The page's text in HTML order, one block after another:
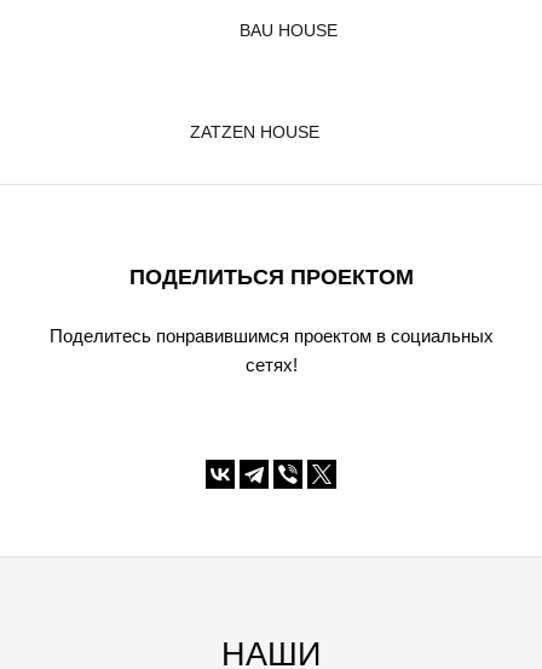
BAU HOUSE
ZATZEN HOUSE
ПОДЕЛИТЬСЯ ПРОЕКТОМ
Поделитесь понравившимся проектом в социальных
сетях!
НАШИ